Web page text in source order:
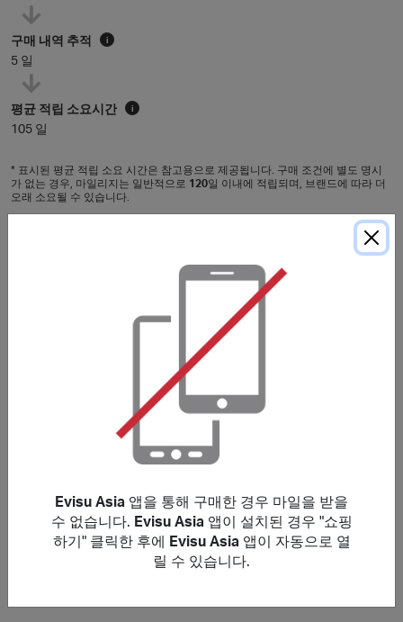
구매 내역 추적 i
5 일
평균 적립 소요시간 i
105 일
* 표시된 평균 적립 소요 시간은 참고용으로 제공됩니다. 구매 조건에 별도 명시
가 없는 경우, 마일리지는 일반적으로 120일 이내에 적립되며, 브랜드에 따라 더
오래 소요될 수 있습니다.
透過ATM/超商代碼/信用卡付款後，必需手動返回商戶頁
面，訂單才會被有效追蹤及獲得獎勵。
In order for your purchase to be tracked and receive
reward successfully, you will have to manually return to
the merchant if you have chosen payment via
ATM/convenience store code/credit card.
Using a voucher/coupon code not displayed on this site
may invalidate your reward. Rewards and are not
associated purchase taxes in your region (This may
include but not be limited to VAT, GST etc).
Evisu Asia 앱을 통해 구매한 경우 마일을 받을
수 없습니다. Evisu Asia 앱이 설치된 경우 "쇼핑
하기" 클릭한 후에 Evisu Asia 앱이 자동으로 열
릴 수 있습니다.